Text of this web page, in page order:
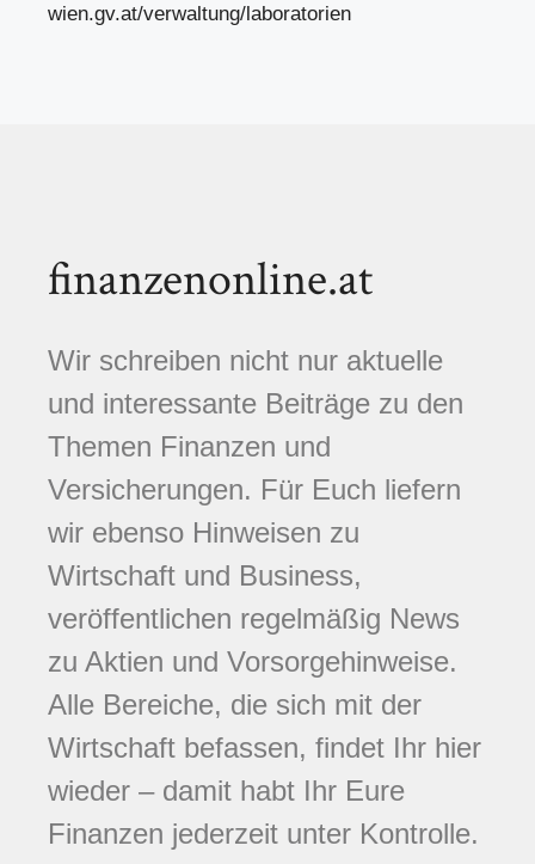
wien.gv.at/verwaltung/laboratorien
finanzenonline.at
Wir schreiben nicht nur aktuelle
und interessante Beiträge zu den
Themen Finanzen und
Versicherungen. Für Euch liefern
wir ebenso Hinweisen zu
Wirtschaft und Business,
veröffentlichen regelmäßig News
zu Aktien und Vorsorgehinweise.
Alle Bereiche, die sich mit der
Wirtschaft befassen, findet Ihr hier
wieder – damit habt Ihr Eure
Finanzen jederzeit unter Kontrolle.